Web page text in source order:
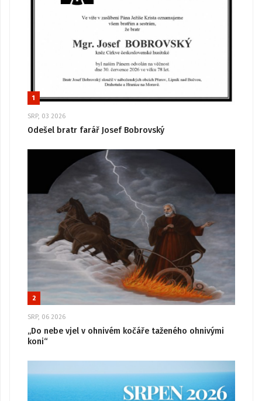
1
SRP, 03 2026
Odešel bratr farář Josef Bobrovský
2
SRP, 06 2026
„Do nebe vjel v ohnivém kočáře taženého ohnivými
koni“